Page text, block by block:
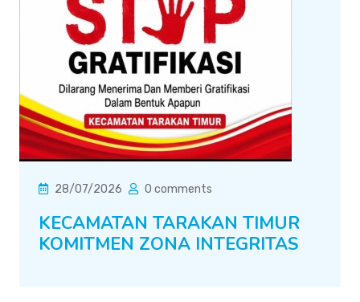
28/07/2026 0 comments
KECAMATAN TARAKAN TIMUR
KOMITMEN ZONA INTEGRITAS